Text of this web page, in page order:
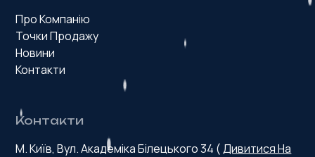
Про Компанію
Точки Продажу
Новини
Контакти
Контакти
М. Київ, Вул. Академіка Білецького 34 (Дивитися На